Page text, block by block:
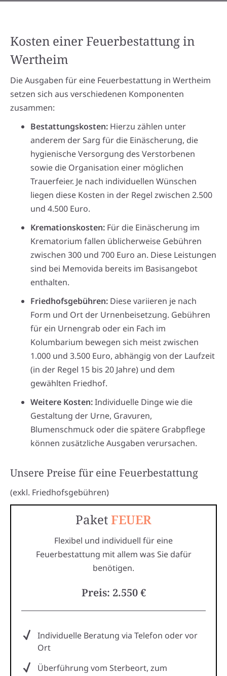
Kosten einer Feuerbestattung in
Wertheim
Die Ausgaben für eine Feuerbestattung in Wertheim
setzen sich aus verschiedenen Komponenten
zusammen:
Bestattungskosten: Hierzu zählen unter
anderem der Sarg für die Einäscherung, die
hygienische Versorgung des Verstorbenen
sowie die Organisation einer möglichen
Trauerfeier. Je nach individuellen Wünschen
liegen diese Kosten in der Regel zwischen 2.500
und 4.500 Euro.
Kremationskosten: Für die Einäscherung im
Krematorium fallen üblicherweise Gebühren
zwischen 300 und 700 Euro an. Diese Leistungen
sind bei Memovida bereits im Basisangebot
enthalten.
Friedhofsgebühren: Diese variieren je nach
Form und Ort der Urnenbeisetzung. Gebühren
für ein Urnengrab oder ein Fach im
Kolumbarium bewegen sich meist zwischen
1.000 und 3.500 Euro, abhängig von der Laufzeit
(in der Regel 15 bis 20 Jahre) und dem
gewählten Friedhof.
Weitere Kosten:Individuelle Dinge wie die
Gestaltung der Urne, Gravuren,
Blumenschmuck oder die spätere Grabpflege
können zusätzliche Ausgaben verursachen.
Unsere Preise für eine Feuerbestattung
(exkl. Friedhofsgebühren)
PaketFEUER
Flexibel und individuell für eine
Feuerbestattung mit allem was Sie dafür
benötigen.
Preis: 2.550 €
Individuelle Beratung via Telefon oder vor
Ort
Überführung vom Sterbeort, zum